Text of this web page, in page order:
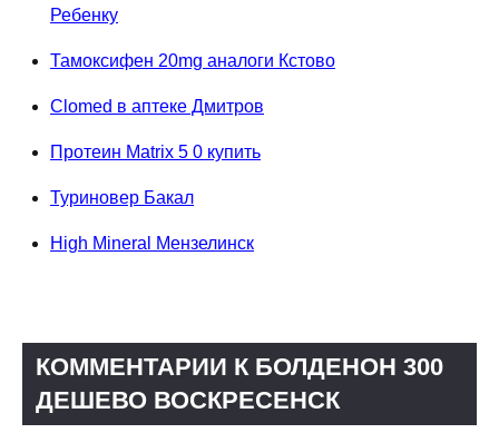
Ребенку
Тамоксифен 20mg аналоги Кстово
Clomed в аптеке Дмитров
Протеин Matrix 5 0 купить
Туриновер Бакал
High Mineral Мензелинск
КОММЕНТАРИИ К БОЛДЕНОН 300
ДЕШЕВО ВОСКРЕСЕНСК